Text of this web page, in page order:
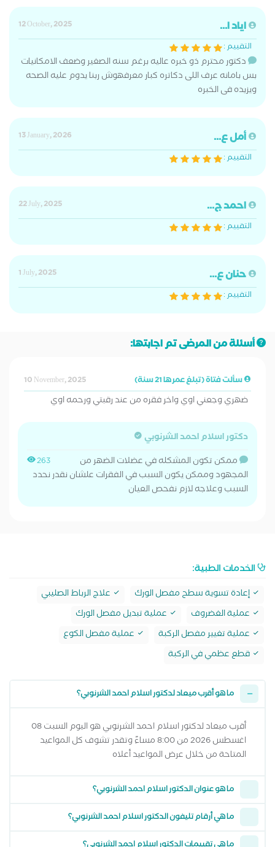
اياد ا...
12 October, 2025
التقييم :
دكتور محترم ذو خبره عاليه برغم سنه الصغير وضعف الامكانيات
بس بامانه عرف اللى دكاتره كبار معرفهوش ربنا يدوم عليه الصحه
ويزيده فى الخبره
أمل ع...
13 January, 2026
التقييم :
احمد ج...
22 July, 2025
التقييم :
حنان ع...
1 July, 2025
التقييم :
أسئلة من المرضى تم اجابتها:
سألت فتاة (تبلغ عمرها 21 سنة) 10 November, 2025
ضهري وجعني اوي واخر فقره من عند رقبتي ورحمه اوي
دكتور اسلام احمد الشرنوبي
263
ممكن تكون المشكله في عضلات الضهر من
المجهود وممكن يكون السبب في الفقرات علشان نقدر نحدد
السبب وعلاجه لازم نفحص العيان
الخدمات الطبية:
إعادة تسوية سطح مفصل الورك
علاج الرباط الصليبي
عملية الغضروف
عملية تبديل مفصل الورك
عملية تغيير مفصل الركبة
عملية مفصل الكوع
قطع عظمي في الركبة
ما هو أقرب ميعاد لدكتور اسلام احمد الشرنوبي؟
أقرب ميعاد لدكتور اسلام احمد الشرنوبي هو اليوم السبت 08
اغسطس 2026 من 8:00 مساءً وتقدر تشوف كل المواعيد
المتاحة من خلال عرض المواعيد أعلاه
ما هو عنوان الدكتور اسلام احمد الشرنوبي؟
ما هي أرقام تليفون الدكتور اسلام احمد الشرنوبي؟